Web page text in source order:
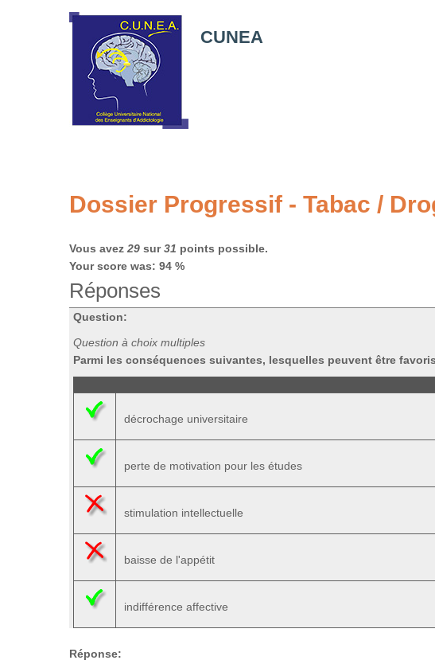
CUNEA
Dossier Progressif - Tabac /
Vous avez 29 sur31 points possible.
Your score was: 94 %
Réponses
Question:
Question à choix multiples
Parmi les conséquences suivantes, lesquelles peuvent être
décrochage universitaire
perte de motivation pour les études
stimulation intellectuelle
baisse de l'appétit
indifférence affective
Réponse: